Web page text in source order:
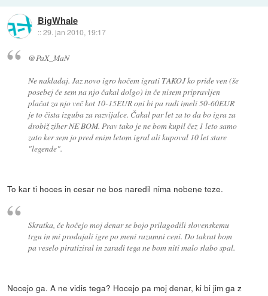
BigWhale
::29. jan 2010, 19:17
@PaX_MaN
Ne nakladaj. Jaz novo igro hočem igrati TAKOJ ko pride ven (še
posebej če sem na njo čakal dolgo) in če nisem pripravljen
plačat za njo več kot 10-15EUR oni bi pa radi imeli 50-60EUR
je to čista izguba za razvijalce. Čakal par let za to da bo igra za
drobiž ziher NE BOM. Prav tako je ne bom kupil čez 1 leto samo
zato ker sem jo pred enim letom igral ali kupoval 10 let stare
"legende".
To kar ti hoces in cesar ne bos naredil nima nobene teze.
Skratka, če hočejo moj denar se bojo prilagodili slovenskemu
trgu in mi prodajali igre po meni razumni ceni. Do takrat bom
pa veselo piratiziral in zaradi tega ne bom niti malo slabo spal.
Nocejo ga. A ne vidis tega? Hocejo pa moj denar, ki bi jim ga z